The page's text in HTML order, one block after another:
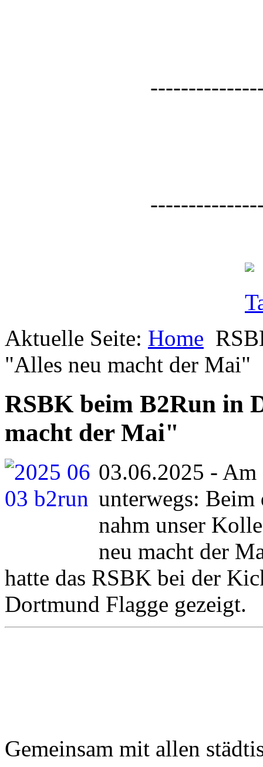
Aktuelle Seite: Home
"Alles neu macht der Mai"
RSBK beim B2Run in
macht der Mai"
03.06.2025 -
unterwegs:
nahm unser
neu macht der
hatte das RSBK bei der
Dortmund Flagge gezeigt.
Gemeinsam mit allen